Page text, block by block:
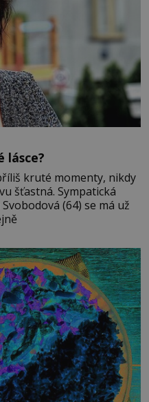
lásce?
kruté momenty, nikdy
Sympatická
(64) se má už